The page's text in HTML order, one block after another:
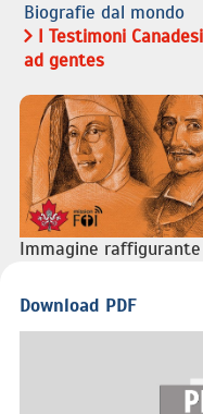
Biografie dal mondo
I Testimoni
ad gentes
Immagine
Download PDF